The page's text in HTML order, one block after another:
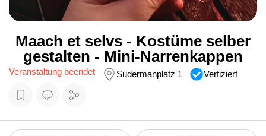
Maach et selvs - Kostüme selber
gestalten - Mini-Narrenkappen
Veranstaltung beendet Sudermanplatz 1 Verfiziert